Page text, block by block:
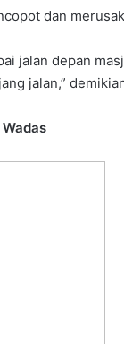
dan
jalan depan
jalan,”